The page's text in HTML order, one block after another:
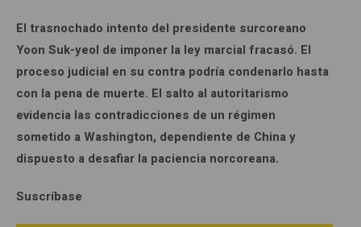
El trasnochado intento del presidente surcoreano
Yoon Suk-yeol de imponer la ley marcial fracasó. El
proceso judicial en su contra podría condenarlo hasta
con la pena de muerte. El salto al autoritarismo
evidencia las contradicciones de un régimen
sometido a Washington, dependiente de China y
dispuesto a desafiar la paciencia norcoreana.
Suscríbase